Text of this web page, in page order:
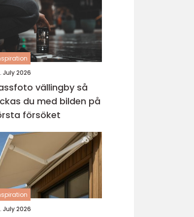
July 2026
vällingby så
du med bilden på
försöket
July 2026